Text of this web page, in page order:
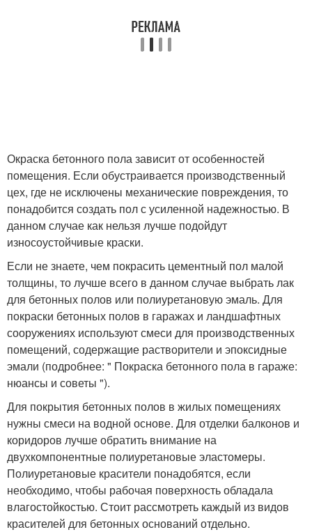
Окраска бетонного пола зависит от особенностей
помещения. Если обустраивается производственный
цех, где не исключены механические повреждения, то
понадобится создать пол с усиленной надежностью. В
данном случае как нельзя лучше подойдут
износоустойчивые краски.
Если не знаете, чем покрасить цементный пол малой
толщины, то лучше всего в данном случае выбрать лак
для бетонных полов или полиуретановую эмаль. Для
покраски бетонных полов в гаражах и ландшафтных
сооружениях используют смеси для производственных
помещений, содержащие растворители и эпоксидные
эмали (подробнее: " Покраска бетонного пола в гараже:
нюансы и советы ").
Для покрытия бетонных полов в жилых помещениях
нужны смеси на водной основе. Для отделки балконов и
коридоров лучше обратить внимание на
двухкомпонентные полиуретановые эластомеры.
Полиуретановые красители понадобятся, если
необходимо, чтобы рабочая поверхность обладала
влагостойкостью. Стоит рассмотреть каждый из видов
красителей для бетонных оснований отдельно.